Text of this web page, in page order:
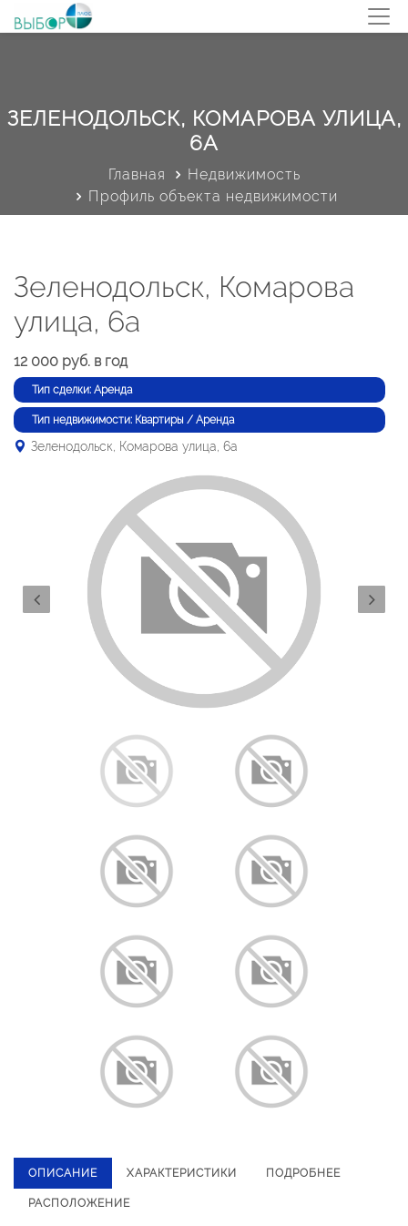
ЗЕЛЕНОДОЛЬСК, КОМАРОВА УЛИЦА,
6А
Главная
Недвижимость
Профиль объекта недвижимости
Зеленодольск, Комарова
улица, 6а
12 000 руб. в год
Тип сделки: Аренда
Тип недвижимости: Квартиры / Аренда
Зеленодольск, Комарова улица, 6а
ОПИСАНИЕ ХАРАКТЕРИСТИКИ ПОДРОБНЕЕ
РАСПОЛОЖЕНИЕ